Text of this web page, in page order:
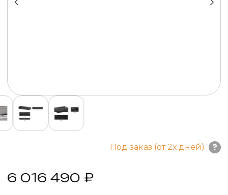
Под заказ (от 2х дней)
6 016 490 ₽